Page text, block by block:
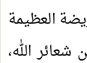
العظيمة
الله،